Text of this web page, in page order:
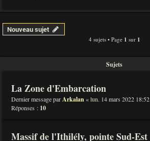
Nouveau sujet
4 sujets • Page 1 sur 1
Sujets
La Zone d'Embarcation
Dernier message parArkalan «lun. 14 mars 2022 18:52
Réponses : 10
Massif de l'Ithilély, pointe Sud-Est